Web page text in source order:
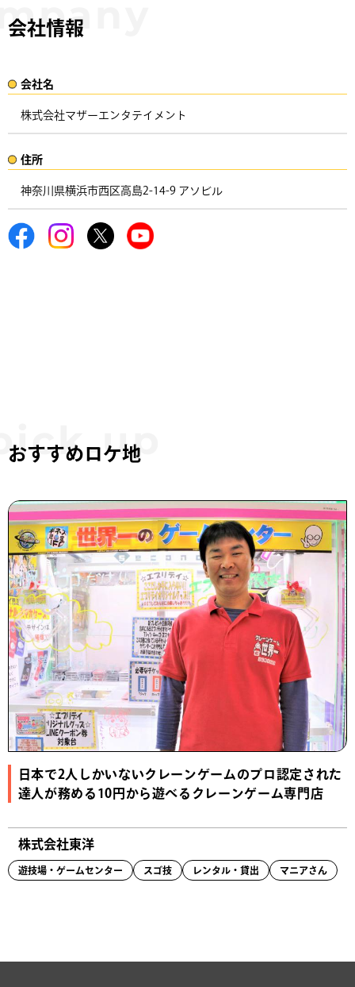
会社情報
会社名​
株式会社マザーエンタテイメント
住所​​
神奈川県横浜市西区高島2-14-9 アソビル ​
おすすめロケ地
日本で2人しかいないクレーンゲームのプロ認定された
達人が務める10円から遊べるクレーンゲーム専門店
株式会社東洋
遊技場・ゲームセンター スゴ技 レンタル・貸出 マニアさん